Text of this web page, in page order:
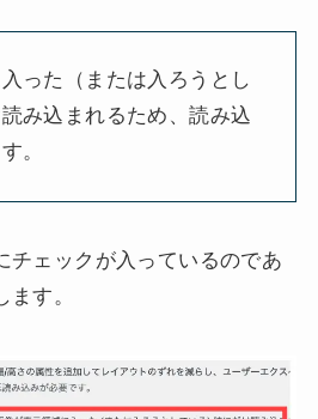
った（または入ろうとし
み込まれるため、読み込
。
チェックが入っているのであ
す。